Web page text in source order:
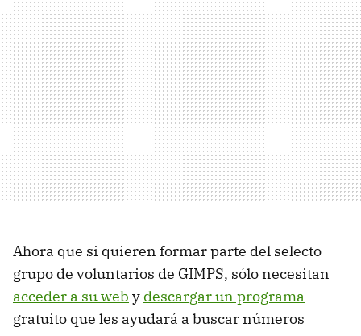
Ahora que si quieren formar parte del selecto
grupo de voluntarios de GIMPS, sólo necesitan
acceder a su web y descargar un programa
gratuito que les ayudará a buscar números